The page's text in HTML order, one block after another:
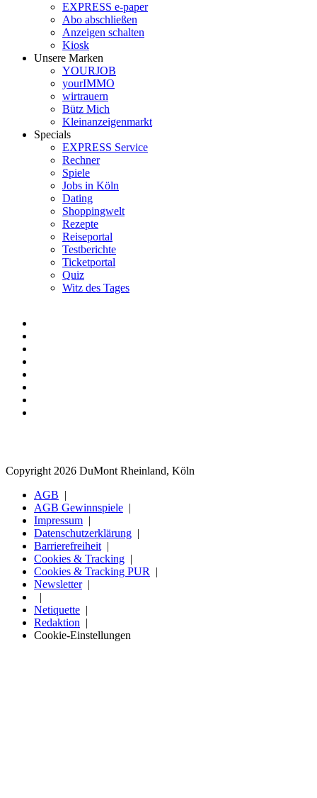
EXPRESS e-paper
Abo abschließen
Anzeigen schalten
Kiosk
Unsere Marken
YOURJOB
yourIMMO
wirtrauern
Bütz Mich
Kleinanzeigenmarkt
Specials
EXPRESS Service
Rechner
Spiele
Jobs in Köln
Dating
Shoppingwelt
Rezepte
Reiseportal
Testberichte
Ticketportal
Quiz
Witz des Tages
Copyright 2026 DuMont Rheinland, Köln
AGB
AGB Gewinnspiele
Impressum
Datenschutzerklärung
Barrierefreiheit
Cookies & Tracking
Cookies & Tracking PUR
Newsletter
Netiquette
Redaktion
Cookie-Einstellungen